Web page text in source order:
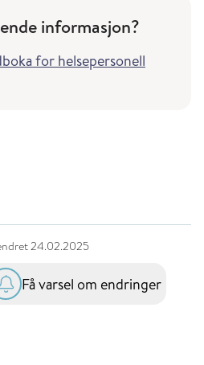
informasjon?
for helsepersonell
24.02.2025
Få varsel om endringer